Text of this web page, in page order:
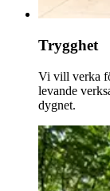
Trygghet
Vi vill verka
levande
dygnet.